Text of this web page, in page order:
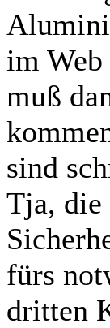
im
muß
sind
Tja, die
fürs
dritten